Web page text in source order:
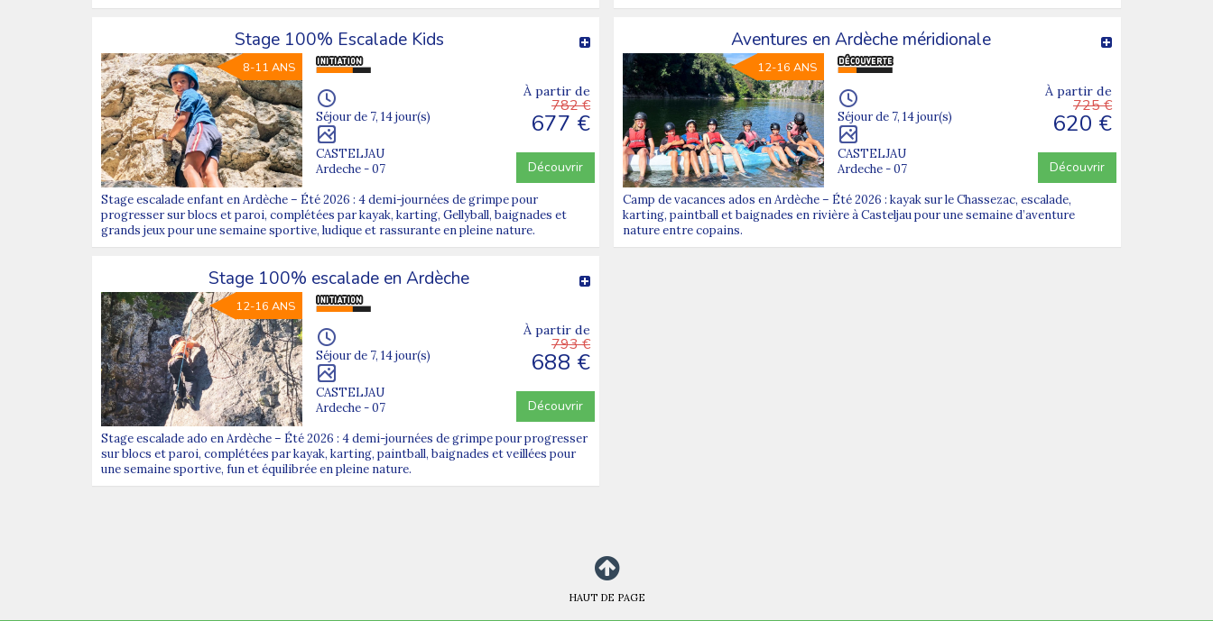
Stage 100% Escalade Kids
8-11 ANS
Séjour de 7, 14 jour(s)
CASTELJAU
Ardeche - 07
À partir de
782 €
677 €
Découvrir
Stage escalade enfant en Ardèche – Été 2026 : 4 demi-journées de grimpe pour
progresser sur blocs et paroi, complétées par kayak, karting, Gellyball, baignades et
grands jeux pour une semaine sportive, ludique et rassurante en pleine nature.
Aventures en Ardèche méridionale
12-16 ANS
Séjour de 7, 14 jour(s)
CASTELJAU
Ardeche - 07
À partir de
725 €
620 €
Découvrir
Camp de vacances ados en Ardèche – Été 2026 : kayak sur le Chassezac, escalade,
karting, paintball et baignades en rivière à Casteljau pour une semaine d’aventure
nature entre copains.
Stage 100% escalade en Ardèche
12-16 ANS
Séjour de 7, 14 jour(s)
CASTELJAU
Ardeche - 07
À partir de
793 €
688 €
Découvrir
Stage escalade ado en Ardèche – Été 2026 : 4 demi-journées de grimpe pour progresser
sur blocs et paroi, complétées par kayak, karting, paintball, baignades et veillées pour
une semaine sportive, fun et équilibrée en pleine nature.
HAUT DE PAGE